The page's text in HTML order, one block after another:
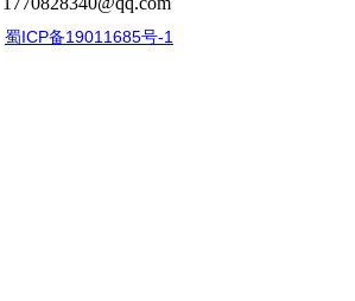
蜀ICP备19011685号-1